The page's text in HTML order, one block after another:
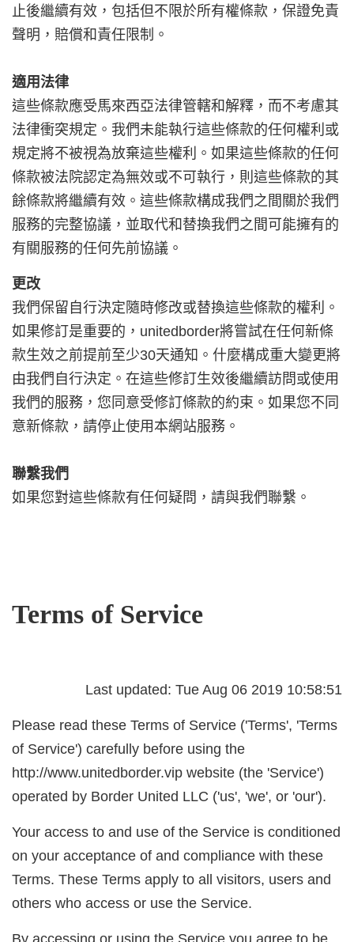
止後繼續有效，包括但不限於所有權條款，保證免責
聲明，賠償和責任限制。
適用法律
這些條款應受馬來西亞法律管轄和解釋，而不考慮其
法律衝突規定。我們未能執行這些條款的任何權利或
規定將不被視為放棄這些權利。如果這些條款的任何
條款被法院認定為無效或不可執行，則這些條款的其
餘條款將繼續有效。這些條款構成我們之間關於我們
服務的完整協議，並取代和替換我們之間可能擁有的
有關服務的任何先前協議。
更改
我們保留自行決定隨時修改或替換這些條款的權利。
如果修訂是重要的， unitedborder將嘗試在任何新條
款生效之前提前至少30天通知。什麼構成重大變更將
由我們自行決定。在這些修訂生效後繼續訪問或使用
我們的服務，您同意受修訂條款的約束。如果您不同
意新條款，請停止使用本網站服務。
聯繫我們
如果您對這些條款有任何疑問，請與我們聯繫。
Terms of Service
Last updated: Tue Aug 06 2019 10:58:51
Please read these Terms of Service ('Terms', 'Terms
of Service') carefully before using the
http://www.unitedborder.vip website (the 'Service')
operated by Border United LLC ('us', 'we', or 'our').
Your access to and use of the Service is conditioned
on your acceptance of and compliance with these
Terms. These Terms apply to all visitors, users and
others who access or use the Service.
By accessing or using the Service you agree to be